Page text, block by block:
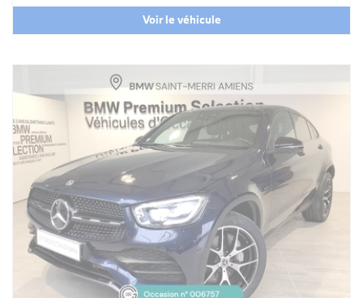
Voir le véhicule